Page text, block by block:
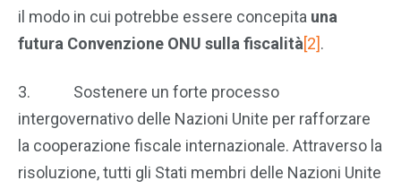
il modo in cui potrebbe essere concepita una
futura Convenzione ONU sulla fiscalità[2].
3. Sostenere un forte processo
intergovernativo delle Nazioni Unite per rafforzare
la cooperazione fiscale internazionale. Attraverso la
risoluzione, tutti gli Stati membri delle Nazioni Unite